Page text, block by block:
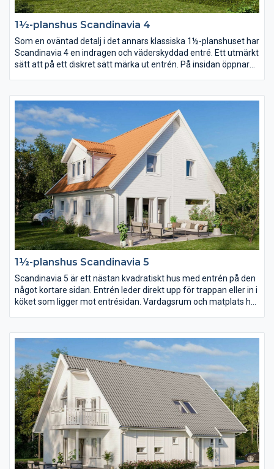
1½-planshus Scandinavia 4
Som en oväntad detalj i det annars klassiska 1½-planshuset har
Scandinavia 4 en indragen och väderskyddad entré. Ett utmärkt
sätt att på ett diskret sätt märka ut entrén. På insidan öppnar
Föräldrasovrummet placerar ni lika gärna på bottenvåningen
som en trappa upp.
1½-planshus Scandinavia 5
Scandinavia 5 är ett nästan kvadratiskt hus med entrén på den
något kortare sidan. Entrén leder direkt upp för trappan eller in i
köket som ligger mot entrésidan. Vardagsrum och matplats har
väl tilltaget allrum för hela familjen.